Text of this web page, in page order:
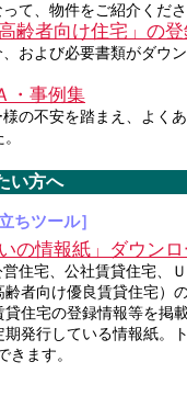
て、物件をご紹介くだ
齢者向け住宅」の
および必要書類がダウ
・事例集
の不安を踏まえ、よく
い方へ
ちツール］
の情報紙」ダウン
住宅、公社賃貸住宅、
齢者向け優良賃貸住宅）
住宅の登録情報等を掲
期発行している情報紙。
きます。